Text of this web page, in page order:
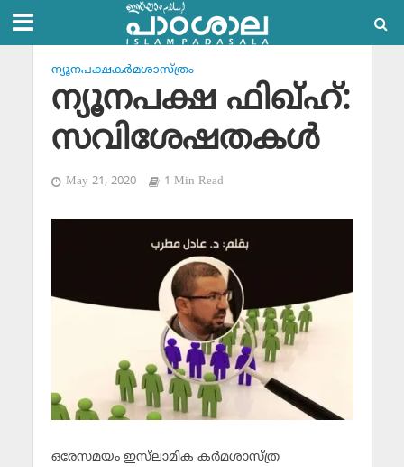
ന്യൂനപക്ഷകര്‍മശാസ്ത്രം
ന്യൂനപക്ഷ ഫിഖ്ഹ്:
സവിശേഷതകള്‍
May 21, 2020 1 Min Read
ഒരേസമയം ഇസ്‌ലാമിക കര്‍മശാസ്ത്ര